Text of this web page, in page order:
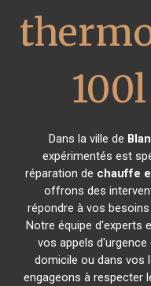
100l
Dans la ville de
expérimentés est
réparation de chauffe
offrons des
répondre à vos
Notre équipe d'experts
vos appels
domicile ou dans vos
engageons à respecter